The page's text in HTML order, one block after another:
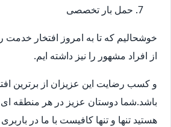
حمل بار تخصصی
خوشحالیم که تا به امروز افتخار خدمت
از افراد مشهور را نیز داشته ایم.
و کسب رضایت این عزیزان از برترین
باشد.شما دوستان عزیز در هر منطقه
هستید تنها و تنها کافیست با ما در